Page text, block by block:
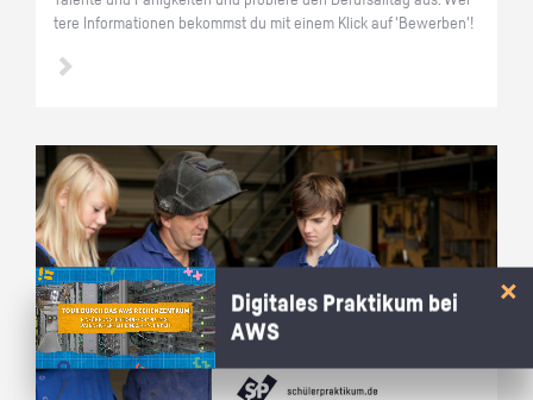
te­re In­for­ma­tio­nen be­kommst du mit einem Klick auf 'Be­wer­ben'!
Digitales Praktikum bei
AWS